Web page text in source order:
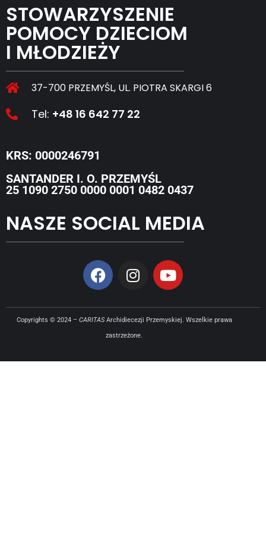
STOWARZYSZENIE
POMOCY DZIECIOM
I MŁODZIEŻY
37-700 PRZEMYŚL, UL. PIOTRA SKARGI 6
Tel: +48 16 642 77 22
KRS: 0000246791
SANTANDER I. O. PRZEMYŚL
25 1090 2750 0000 0001 0482 0437
NASZE SOCIAL MEDIA
Copyrights © 2024 – CARITASArchidiecezji Przemyskiej. Wszelkie prawa
zastrzeżone.